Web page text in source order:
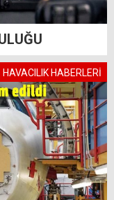
HAVACILIK HABERLERİ